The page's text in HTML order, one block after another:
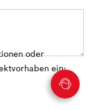
oder
ein: